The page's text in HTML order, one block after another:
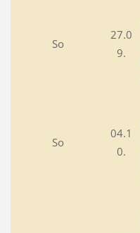
So
27.0
9.
So
04.1
0.